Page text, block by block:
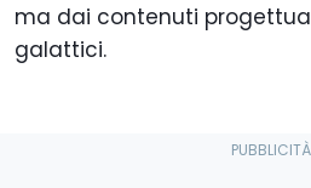
ma dai contenuti
galattici.